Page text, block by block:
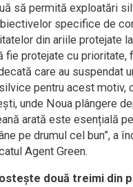
să permită exploatări
specifice de
din ariile protejate
fie protejate cu prioritate,
care au suspendat
pentru acest motiv,
unde Noua plângere
arată este esențială
pe drumul cel bun”, a
Agent Green.
două treimi din